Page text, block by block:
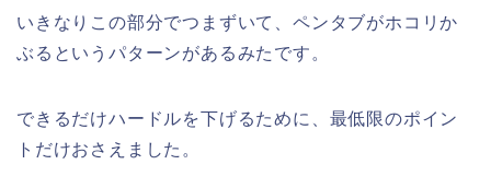
いきなりこの部分でつまずいて、ペンタブがホコリか
ぶるというパターンがあるみたです。
できるだけハードルを下げるために、最低限のポイン
トだけおさえました。